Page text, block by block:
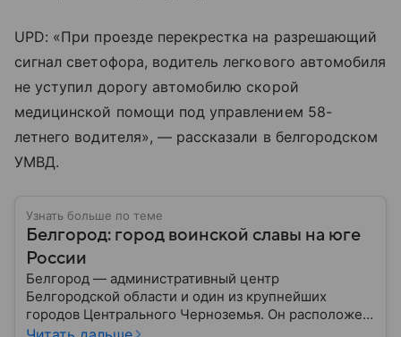
UPD: «При проезде перекрестка на разрешающий
сигнал светофора, водитель легкового автомобиля
не уступил дорогу автомобилю скорой
медицинской помощи под управлением 58-
летнего водителя», — рассказали в белгородском
УМВД.
Узнать больше по теме
Белгород: город воинской славы на юге
России
Белгород — административный центр
Белгородской области и один из крупнейших
городов Центрального Черноземья. Он расположен
недалеко от российско-украинской границы и